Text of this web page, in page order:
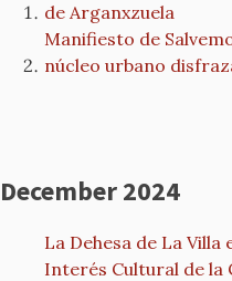
de Arganxzuela
Manifiesto de
núcleo urbano
December 2024
La Dehesa de La
Interés Cultural de la